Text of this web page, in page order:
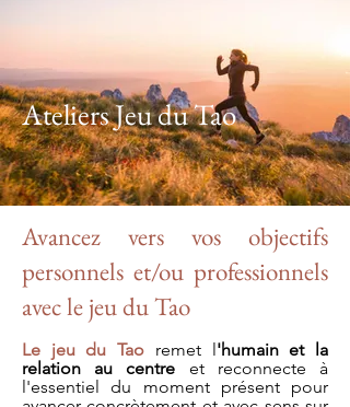
Ateliers Jeu du Tao
Avancez vers vos objectifs
personnels et/ou professionnels
avec le jeu du Tao
Le jeu du Tao remet l'humain et la
relation au centre et reconnecte à
l'essentiel du moment présent pour